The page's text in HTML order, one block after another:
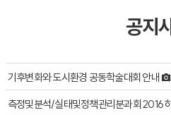
공지
기후변화와 도시환경 공동학술대회 안내
측정및분석/실태및정책관리분과회 2016